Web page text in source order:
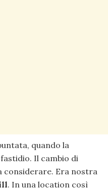
quando la
Il cambio di
considerare. Era nostra
. In una location così